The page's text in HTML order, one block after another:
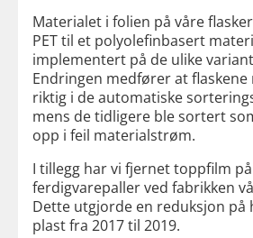
Materialet i folien på våre
PET til et polyolefinbasert
implementert på de ulike
Endringen medfører at
riktig i de automatiske
mens de tidligere ble sortert
opp i feil materialstrøm.
I tillegg har vi fjernet toppfilm
ferdigvarepaller ved fabrikken
Dette utgjorde en reduksjon på
plast fra 2017 til 2019.